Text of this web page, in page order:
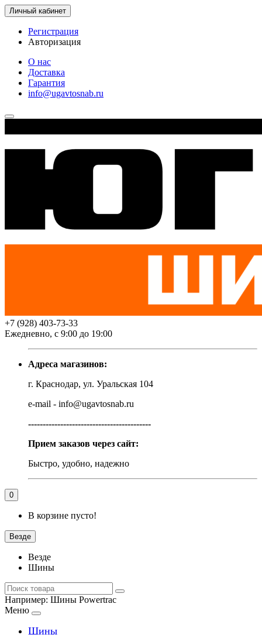
Личный кабинет
Регистрация
Авторизация
О нас
Доставка
Гарантия
info@ugavtosnab.ru
+7 (928) 403-73-33
Ежедневно, с 9:00 до 19:00
Адреса магазинов:
г. Краснодар, ул. Уральская 104
e-mail - info@ugavtosnab.ru
------------------------------------------
Прием заказов через сайт:
Быстро, удобно, надежно
0
В корзине пусто!
Везде
Везде
Шины
Например: Шины Powertrac
Меню
Шины